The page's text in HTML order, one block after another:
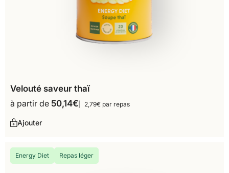
Velouté saveur thaï
à partir de 50,14€ 2,79€ par repas
Ajouter
Energy Diet Repas léger